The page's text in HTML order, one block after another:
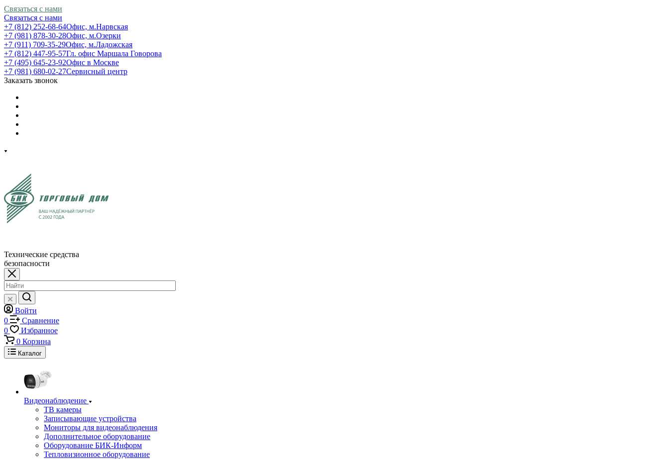
Связаться с нами
Связаться с нами
+7 (812) 252-68-64Офис, м.Нарвская
+7 (981) 878-30-28Офис, м.Озерки
+7 (911) 709-35-29Офис, м.Ладожская
+7 (812) 447-95-57Гл. офис Маршала Говорова
+7 (495) 645-23-92Офис в Москве
+7 (981) 680-02-27Сервисный центр
Заказать звонок
Технические средства
безопасности
Войти
0
Сравнение
0
Избранное
0 Корзина
Каталог
Видеонаблюдение
ТВ камеры
Записывающие устройства
Мониторы для видеонаблюдения
Дополнительное оборудование
Оборудование БИК-Информ
Тепловизионное оборудование